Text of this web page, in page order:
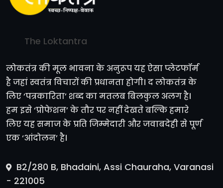
The Loktantra
लोकतंत्र की मूल भावना के अनुरूप यह ऐसा प्लेटफॉर्म
है जहां स्वतंत्र विचारों की प्रधानता होगी। द लोकतंत्र के
लिए ‘पत्रकारिता’ शब्द का मतलब बिलकुल अलग है।
हम इसे ‘प्रोफेशन’ के तौर पर नहीं देखते बल्कि हमारे
लिए यह समाज के प्रति जिम्मेदारी और जवाबदेही से पूर्ण
एक ‘आंदोलन’ है।
B2/280 B, Bhadaini, Assi Chauraha, Varanasi
- 221005